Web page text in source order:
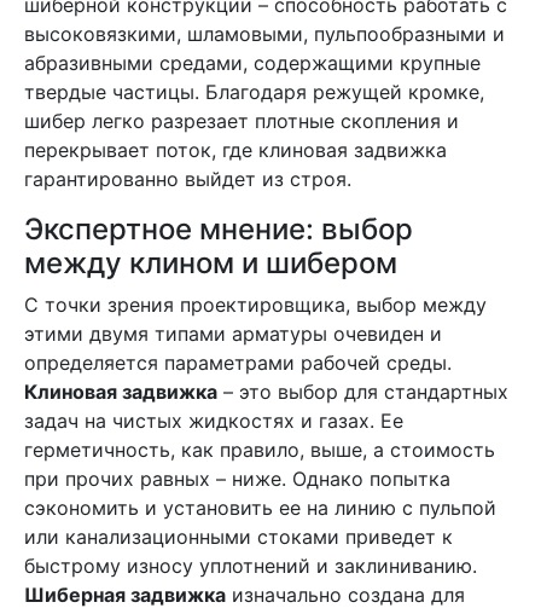
шиберной конструкции – способность работать с
высоковязкими, шламовыми, пульпообразными и
абразивными средами, содержащими крупные
твердые частицы. Благодаря режущей кромке,
шибер легко разрезает плотные скопления и
перекрывает поток, где клиновая задвижка
гарантированно выйдет из строя.
Экспертное мнение: выбор
между клином и шибером
С точки зрения проектировщика, выбор между
этими двумя типами арматуры очевиден и
определяется параметрами рабочей среды.
Клиновая задвижка – это выбор для стандартных
задач на чистых жидкостях и газах. Ее
герметичность, как правило, выше, а стоимость
при прочих равных – ниже. Однако попытка
сэкономить и установить ее на линию с пульпой
или канализационными стоками приведет к
быстрому износу уплотнений и заклиниванию.
Шиберная задвижка изначально создана для